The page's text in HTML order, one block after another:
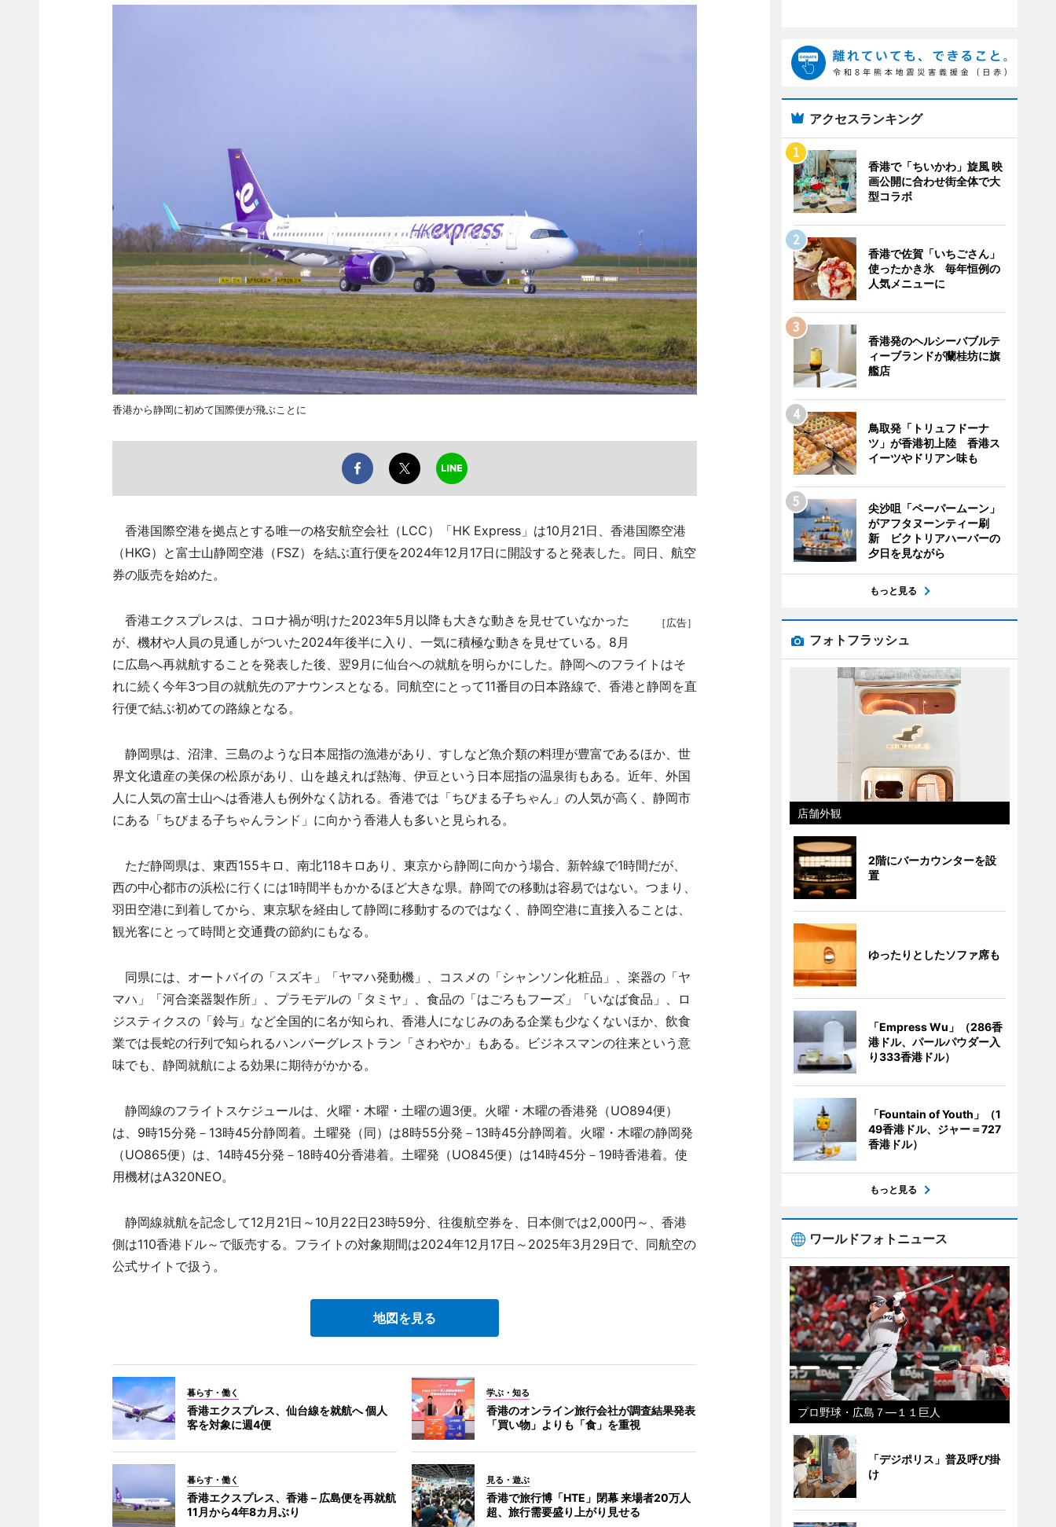
香港から静岡に初めて国際便が飛ぶことに
香港国際空港を拠点とする唯一の格安航空会社（LCC）「HK Express」は10月21日、香港国際空港
（HKG）と富士山静岡空港（FSZ）を結ぶ直行便を2024年12月17日に開設すると発表した。同日、航空
券の販売を始めた。
［広告］
香港エクスプレスは、コロナ禍が明けた2023年5月以降も大きな動きを見せていなかった
が、機材や人員の見通しがついた2024年後半に入り、一気に積極な動きを見せている。8月
に広島へ再就航することを発表した後、翌9月に仙台への就航を明らかにした。静岡へのフライトはそ
れに続く今年3つ目の就航先のアナウンスとなる。同航空にとって11番目の日本路線で、香港と静岡を直
行便で結ぶ初めての路線となる。
静岡県は、沼津、三島のような日本屈指の漁港があり、すしなど魚介類の料理が豊富であるほか、世
界文化遺産の美保の松原があり、山を越えれば熱海、伊豆という日本屈指の温泉街もある。近年、外国
人に人気の富士山へは香港人も例外なく訪れる。香港では「ちびまる子ちゃん」の人気が高く、静岡市
にある「ちびまる子ちゃんランド」に向かう香港人も多いと見られる。
ただ静岡県は、東西155キロ、南北118キロあり、東京から静岡に向かう場合、新幹線で1時間だが、
西の中心都市の浜松に行くには1時間半もかかるほど大きな県。静岡での移動は容易ではない。つまり、
羽田空港に到着してから、東京駅を経由して静岡に移動するのではなく、静岡空港に直接入ることは、
観光客にとって時間と交通費の節約にもなる。
同県には、オートバイの「スズキ」「ヤマハ発動機」、コスメの「シャンソン化粧品」、楽器の「ヤ
マハ」「河合楽器製作所」、プラモデルの「タミヤ」、食品の「はごろもフーズ」「いなば食品」、ロ
ジスティクスの「鈴与」など全国的に名が知られ、香港人になじみのある企業も少なくないほか、飲食
業では長蛇の行列で知られるハンバーグレストラン「さわやか」もある。ビジネスマンの往来という意
味でも、静岡就航による効果に期待がかかる。
静岡線のフライトスケジュールは、火曜・木曜・土曜の週3便。火曜・木曜の香港発（UO894便）
は、9時15分発－13時45分静岡着。土曜発（同）は8時55分発－13時45分静岡着。火曜・木曜の静岡発
（UO865便）は、14時45分発－18時40分香港着。土曜発（UO845便）は14時45分－19時香港着。使
用機材はA320NEO。
静岡線就航を記念して12月21日～10月22日23時59分、往復航空券を、日本側では2,000円～、香港
側は110香港ドル～で販売する。フライトの対象期間は2024年12月17日～2025年3月29日で、同航空の
公式サイトで扱う。
地図を見る
暮らす・働く
香港エクスプレス、仙台線を就航へ 個人
客を対象に週4便
学ぶ・知る
香港のオンライン旅行会社が調査結果発表
「買い物」よりも「食」を重視
暮らす・働く
香港エクスプレス、香港－広島便を再就航
11月から4年8カ月ぶり
見る・遊ぶ
香港で旅行博「HTE」閉幕 来場者20万人
超、旅行需要盛り上がり見せる
アクセスランキング
香港で「ちいかわ」旋風 映
画公開に合わせ街全体で大
型コラボ
香港で佐賀「いちごさん」
使ったかき氷 毎年恒例の
人気メニューに
香港発のヘルシーバブルテ
ィーブランドが蘭桂坊に旗
艦店
鳥取発「トリュフドーナ
ツ」が香港初上陸 香港ス
イーツやドリアン味も
尖沙咀「ペーパームーン」
がアフタヌーンティー刷
新 ビクトリアハーバーの
夕日を見ながら
もっと見る
フォトフラッシュ
店舗外観
2階にバーカウンターを設
置
ゆったりとしたソファ席も
「Empress Wu」（286香
港ドル、パールパウダー入
り333香港ドル）
「Fountain of Youth」（1
49香港ドル、ジャー＝727
香港ドル）
もっと見る
ワールドフォトニュース
プロ野球・広島７―１１巨人
「デジポリス」普及呼び掛
け